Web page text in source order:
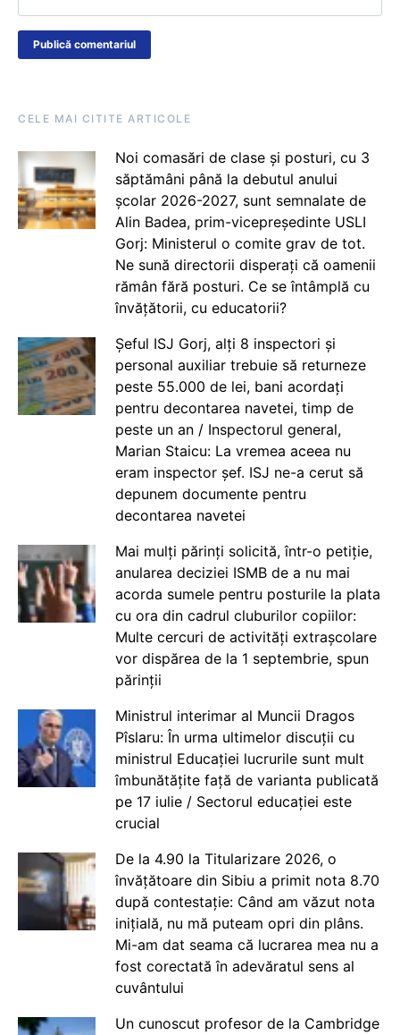
CELE MAI CITITE ARTICOLE
Noi comasări de clase și posturi, cu 3
săptămâni până la debutul anului
școlar 2026-2027, sunt semnalate de
Alin Badea, prim-vicepreședinte USLI
Gorj: Ministerul o comite grav de tot.
Ne sună directorii disperați că oamenii
rămân fără posturi. Ce se întâmplă cu
învățătorii, cu educatorii?
Șeful ISJ Gorj, alți 8 inspectori și
personal auxiliar trebuie să returneze
peste 55.000 de lei, bani acordați
pentru decontarea navetei, timp de
peste un an / Inspectorul general,
Marian Staicu: La vremea aceea nu
eram inspector șef. ISJ ne-a cerut să
depunem documente pentru
decontarea navetei
Mai mulți părinți solicită, într-o petiție,
anularea deciziei ISMB de a nu mai
acorda sumele pentru posturile la plata
cu ora din cadrul cluburilor copiilor:
Multe cercuri de activități extrașcolare
vor dispărea de la 1 septembrie, spun
părinții
Ministrul interimar al Muncii Dragos
Pîslaru: În urma ultimelor discuții cu
ministrul Educației lucrurile sunt mult
îmbunătățite față de varianta publicată
pe 17 iulie / Sectorul educației este
crucial
De la 4.90 la Titularizare 2026, o
învățătoare din Sibiu a primit nota 8.70
după contestație: Când am văzut nota
inițială, nu mă puteam opri din plâns.
Mi-am dat seama că lucrarea mea nu a
fost corectată în adevăratul sens al
cuvântului
Un cunoscut profesor de la Cambridge